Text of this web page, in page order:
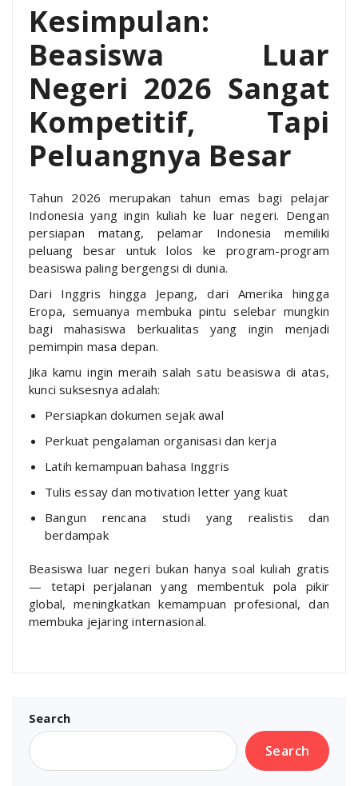
Kesimpulan:
Beasiswa Luar
Negeri 2026 Sangat
Kompetitif, Tapi
Peluangnya Besar
Tahun 2026 merupakan tahun emas bagi pelajar
Indonesia yang ingin kuliah ke luar negeri. Dengan
persiapan matang, pelamar Indonesia memiliki
peluang besar untuk lolos ke program-program
beasiswa paling bergengsi di dunia.
Dari Inggris hingga Jepang, dari Amerika hingga
Eropa, semuanya membuka pintu selebar mungkin
bagi mahasiswa berkualitas yang ingin menjadi
pemimpin masa depan.
Jika kamu ingin meraih salah satu beasiswa di atas,
kunci suksesnya adalah:
Persiapkan dokumen sejak awal
Perkuat pengalaman organisasi dan kerja
Latih kemampuan bahasa Inggris
Tulis essay dan motivation letter yang kuat
Bangun rencana studi yang realistis dan
berdampak
Beasiswa luar negeri bukan hanya soal kuliah gratis
— tetapi perjalanan yang membentuk pola pikir
global, meningkatkan kemampuan profesional, dan
membuka jejaring internasional.
Search
Search